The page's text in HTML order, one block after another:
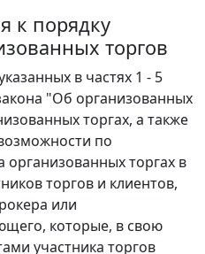
к порядку
торгов
в частях 1 - 5
"Об организованных
торгах, а также
по
торгах в
торгов и клиентов,
или
которые, в свою
участника торгов